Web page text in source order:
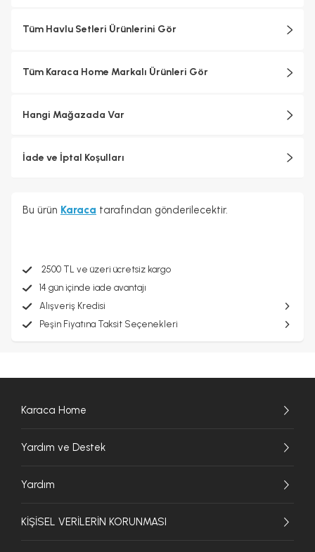
Tüm Havlu Setleri Ürünlerini Gör
Tüm Karaca Home Markalı Ürünleri Gör
Hangi Mağazada Var
İade ve İptal Koşulları
Bu ürün Karaca tarafından gönderilecektir.
2500 TL ve üzeri ücretsiz kargo
14 gün içinde iade avantajı
Alışveriş Kredisi
Peşin Fiyatına Taksit Seçenekleri
Karaca Home
Yardım ve Destek
Yardım
KİŞİSEL VERİLERİN KORUNMASI